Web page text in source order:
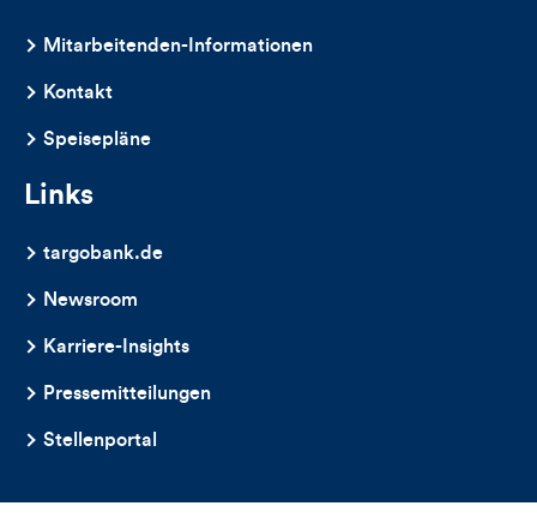
Mitarbeitenden-Informationen
Kontakt
Speisepläne
Links
targobank.de
Newsroom
Karriere-Insights
Pressemitteilungen
Stellenportal